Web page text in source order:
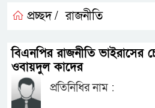
প্রচ্ছদ / রাজনীতি
বিএনপির রাজনীতি ভাইরাসের
ওবায়দুল কাদের
প্রতিনিধির নাম :